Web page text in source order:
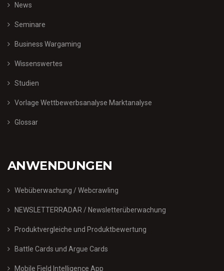
News
Seminare
Business Wargaming
Wissenswertes
Studien
Vorlage Wettbewerbsanalyse Marktanalyse
Glossar
ANWENDUNGEN
Webüberwachung / Webcrawling
NEWSLETTERRADAR / Newsletterüberwachung
Produktvergleiche und Produktbewertung
Battle Cards und Argue Cards
Mobile Field Intelligence App